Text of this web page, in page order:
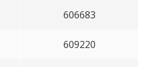
606683
609220